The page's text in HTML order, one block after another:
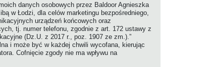
danych osobowych przez Baldoor Agnieszka
w Łodzi, dla celów marketingu bezpośredniego,
urządzeń końcowych oraz
tj. numer telefonu, zgodnie z art. 172 ustawy z
(Dz.U. z 2017 r., poz. 1907 ze zm.).”
i może być w każdej chwili wycofana, kierując
Cofnięcie zgody nie ma wpływu na